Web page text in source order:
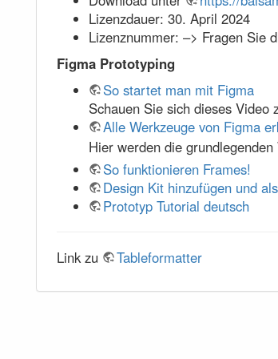
Lizenzdauer: 30. April 2024
Lizenznummer: –> Fragen Sie
Figma Prototyping
So startet man mit Figma
Schauen Sie sich dieses
Alle Werkzeuge von Figma
Hier werden die
So funktionieren Frames!
Design Kit hinzufügen und
Prototyp Tutorial deutsch
Link zu Tableformatter